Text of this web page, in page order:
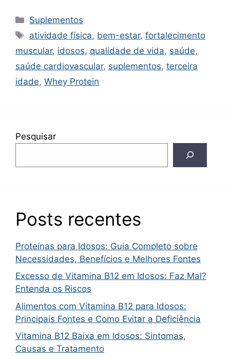
Categorias
Suplementos
Tags
atividade física, bem-estar,fortalecimento
muscular, idosos, qualidade de vida, saúde,
saúde cardiovascular, suplementos, terceira
idade, Whey Protein
Pesquisar
Posts recentes
Proteínas para Idosos: Guia Completo sobre
Necessidades, Benefícios e Melhores Fontes
Excesso de Vitamina B12 em Idosos: Faz Mal?
Entenda os Riscos
Alimentos com Vitamina B12 para Idosos:
Principais Fontes e Como Evitar a Deficiência
Vitamina B12 Baixa em Idosos: Sintomas,
Causas e Tratamento